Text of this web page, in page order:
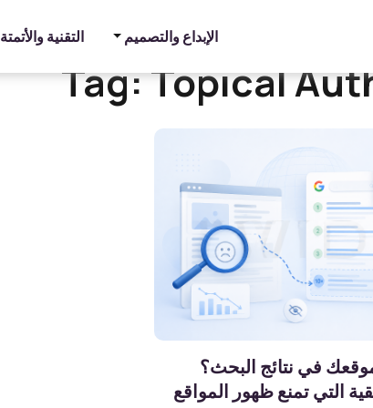
الإبداع والتصميم التقنية والأتمتة
Tag:Topical
موقعك في نتائج البحث؟
التي تمنع ظهور المواقع